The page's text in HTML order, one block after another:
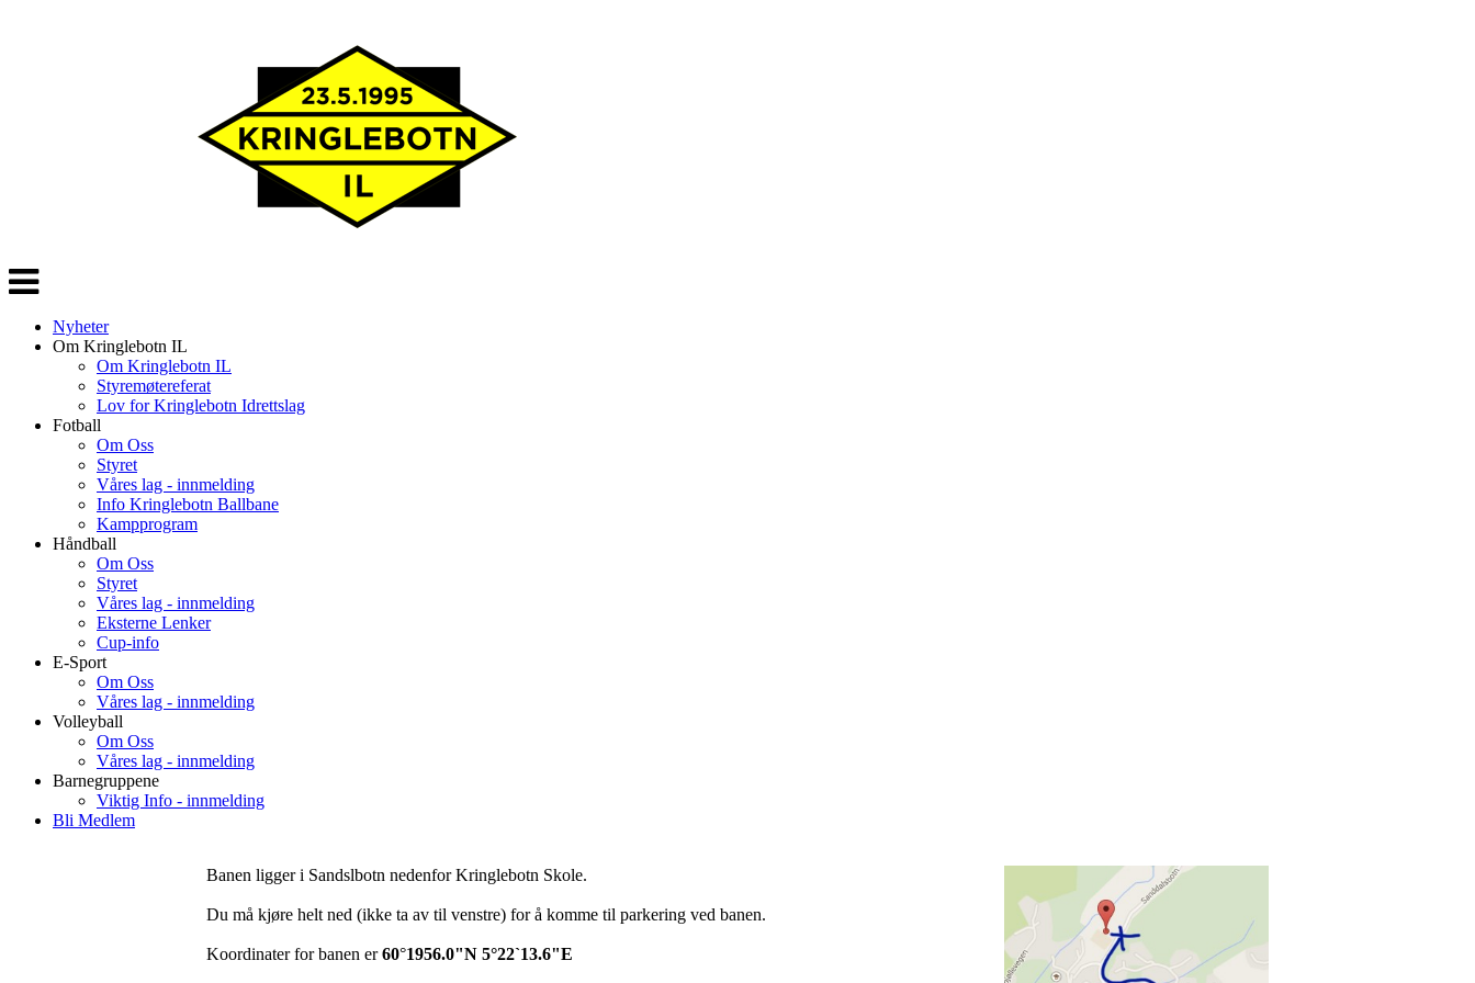
Veksle
navigasjon
Nyheter
Om Kringlebotn IL
Om Kringlebotn IL
Styremøtereferat
Lov for Kringlebotn Idrettslag
Fotball
Om Oss
Styret
Våres lag - innmelding
Info Kringlebotn Ballbane
Kampprogram
Håndball
Om Oss
Styret
Våres lag - innmelding
Eksterne Lenker
Cup-info
E-Sport
Om Oss
Våres lag - innmelding
Volleyball
Om Oss
Våres lag - innmelding
Barnegruppene
Viktig Info - innmelding
Bli Medlem
Banen ligger i Sandslbotn nedenfor Kringlebotn Skole.
Du må kjøre helt ned (ikke ta av til venstre) for å komme til parkering ved banen.
Koordinater for banen er60°1956.0"N 5°22`13.6"E